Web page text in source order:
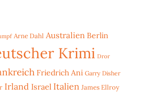
Arne Dahl Australien Berlin
Krimi Dror
Friedrich Ani Garry Disher
Irland Israel Italien James Ellroy